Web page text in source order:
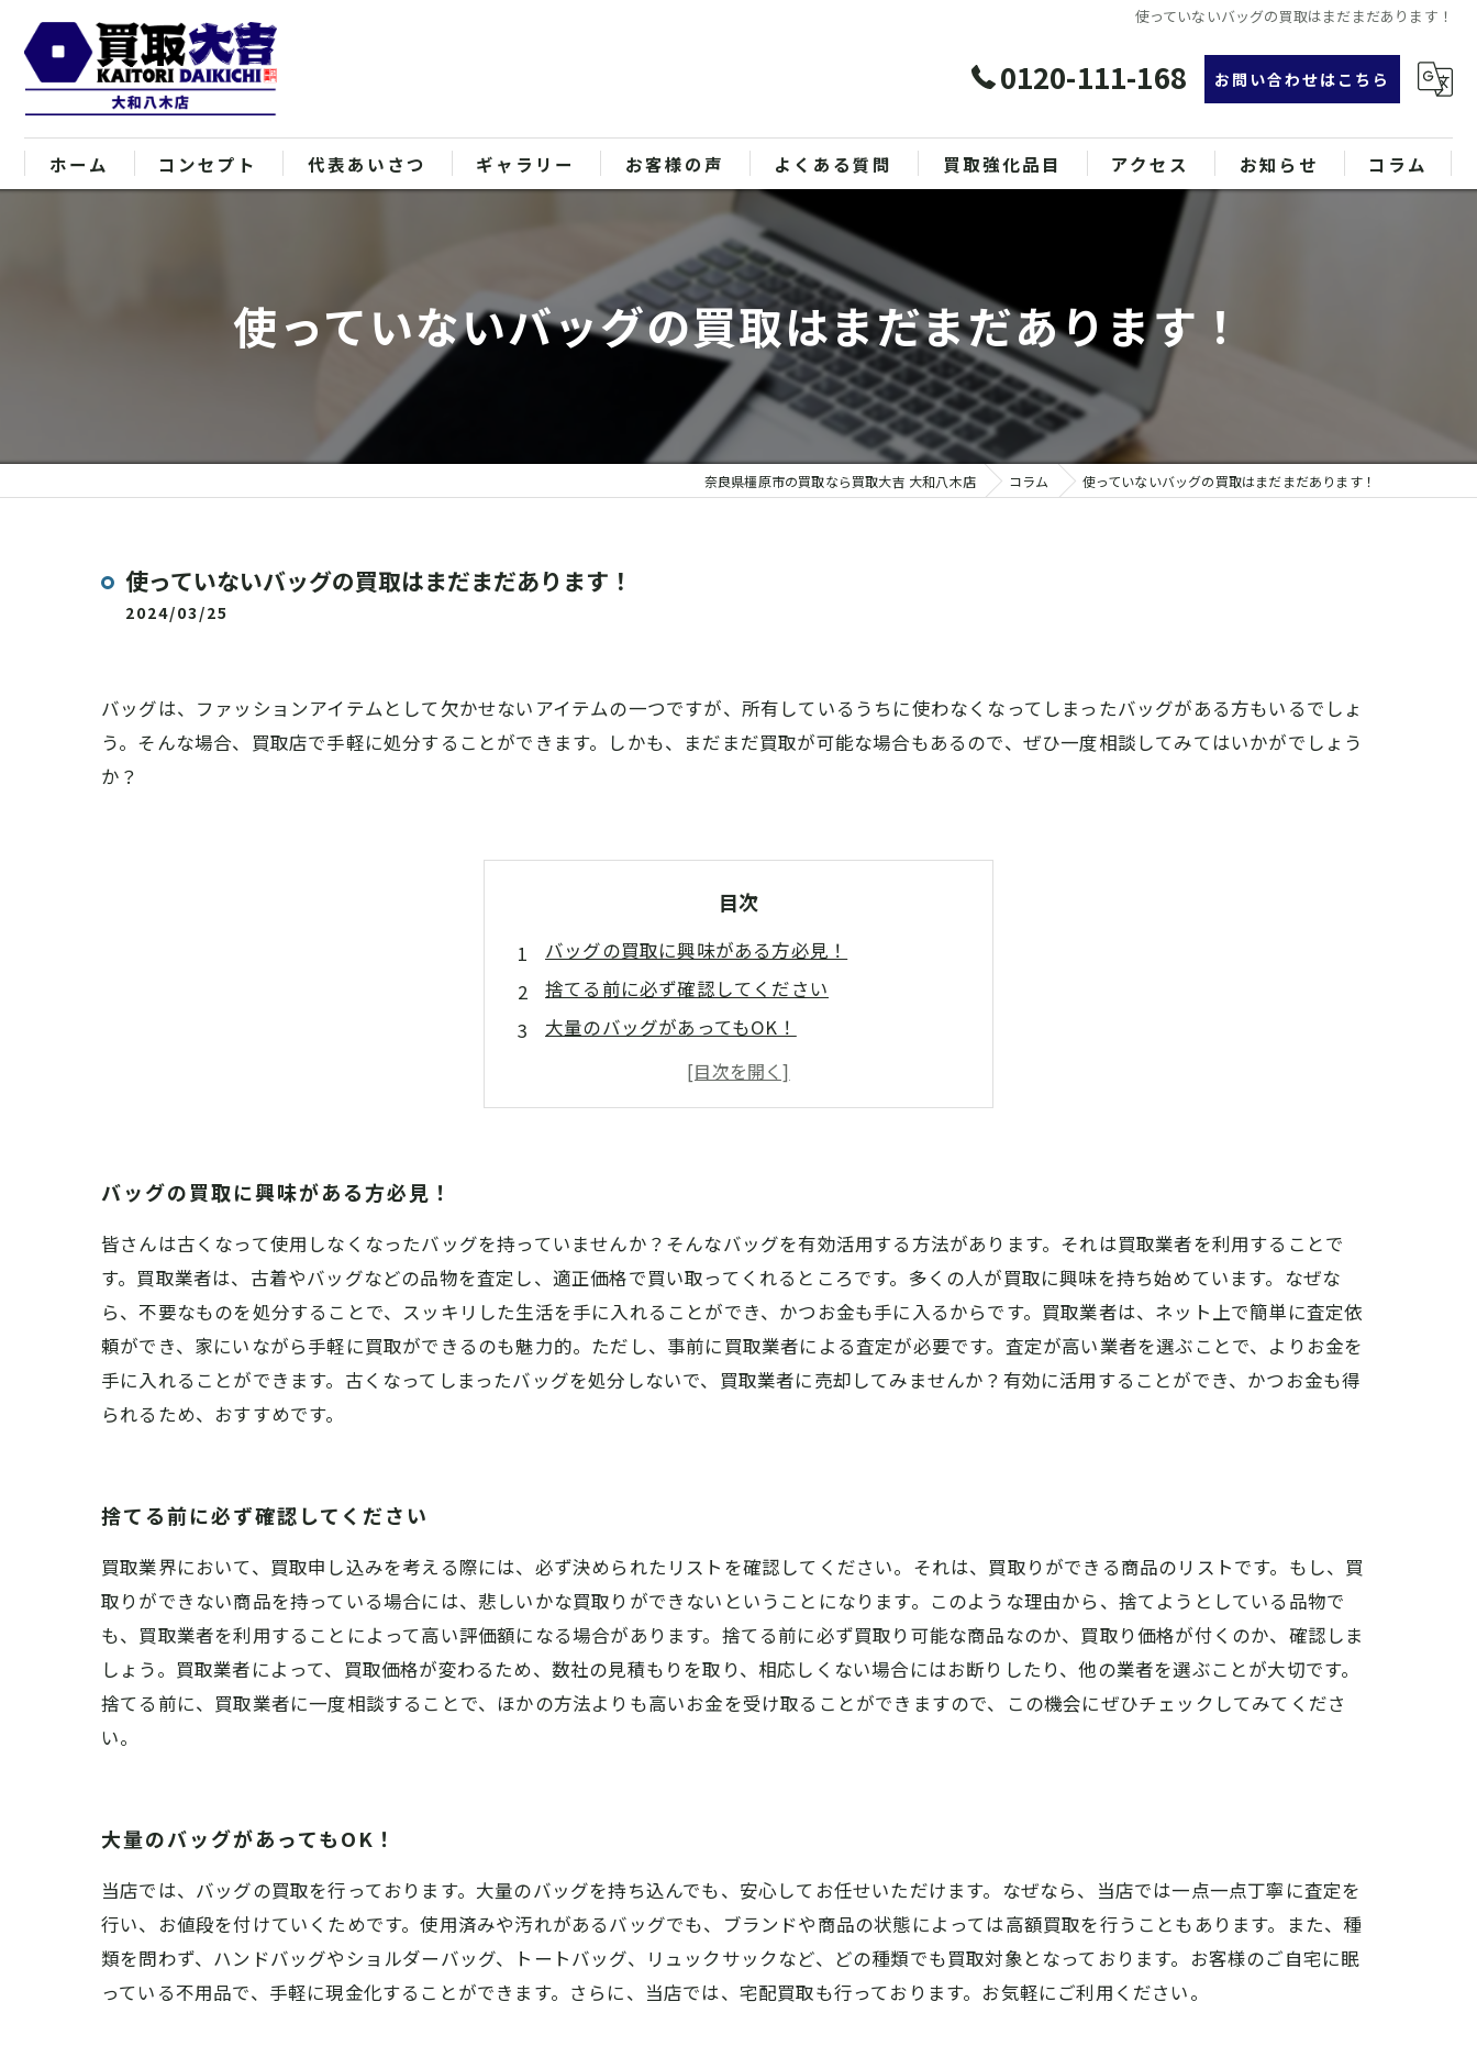
使っていないバッグの買取はまだまだあります！
0120-111-168 お問い合わせはこちら
ホーム コンセプト 代表あいさつ ギャラリー お客様の声 よくある質問 買取強化品目
ブランド品
貴金属
時計
金
アクセス お知らせ コラム
使っていないバッグの買取はまだまだあります！
奈良県橿原市の買取なら買取大吉 大和八木店 コラム 使っていないバッグの買取はまだまだあります！
使っていないバッグの買取はまだまだあります！
2024/03/25
バッグは、ファッションアイテムとして欠かせないアイテムの一つですが、所有しているうちに使わなくなってしまったバッグがある方もいるでしょ
う。そんな場合、買取店で手軽に処分することができます。しかも、まだまだ買取が可能な場合もあるので、ぜひ一度相談してみてはいかがでしょう
か？
目次
バッグの買取に興味がある方必見！
捨てる前に必ず確認してください
大量のバッグがあってもOK！
忘れていた大切なバッグもあるかも？
バッグ買取のコツを知ろう
バッグの買取に興味がある方必見！
皆さんは古くなって使用しなくなったバッグを持っていませんか？そんなバッグを有効活用する方法があります。それは買取業者を利用することで
す。買取業者は、古着やバッグなどの品物を査定し、適正価格で買い取ってくれるところです。多くの人が買取に興味を持ち始めています。なぜな
ら、不要なものを処分することで、スッキリした生活を手に入れることができ、かつお金も手に入るからです。買取業者は、ネット上で簡単に査定依
頼ができ、家にいながら手軽に買取ができるのも魅力的。ただし、事前に買取業者による査定が必要です。査定が高い業者を選ぶことで、よりお金を
手に入れることができます。古くなってしまったバッグを処分しないで、買取業者に売却してみませんか？有効に活用することができ、かつお金も得
られるため、おすすめです。
捨てる前に必ず確認してください
買取業界において、買取申し込みを考える際には、必ず決められたリストを確認してください。それは、買取りができる商品のリストです。もし、買
取りができない商品を持っている場合には、悲しいかな買取りができないということになります。このような理由から、捨てようとしている品物で
も、買取業者を利用することによって高い評価額になる場合があります。捨てる前に必ず買取り可能な商品なのか、買取り価格が付くのか、確認しま
しょう。買取業者によって、買取価格が変わるため、数社の見積もりを取り、相応しくない場合にはお断りしたり、他の業者を選ぶことが大切です。
捨てる前に、買取業者に一度相談することで、ほかの方法よりも高いお金を受け取ることができますので、この機会にぜひチェックしてみてくださ
い。
大量のバッグがあってもOK！
当店では、バッグの買取を行っております。大量のバッグを持ち込んでも、安心してお任せいただけます。なぜなら、当店では一点一点丁寧に査定を
行い、お値段を付けていくためです。使用済みや汚れがあるバッグでも、ブランドや商品の状態によっては高額買取を行うこともあります。また、種
類を問わず、ハンドバッグやショルダーバッグ、トートバッグ、リュックサックなど、どの種類でも買取対象となっております。お客様のご自宅に眠
っている不用品で、手軽に現金化することができます。さらに、当店では、宅配買取も行っております。お気軽にご利用ください。